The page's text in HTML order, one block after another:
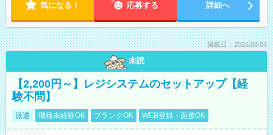
気になる！ 応募する 詳細へ
掲載日：2026.08.04
未読
【2,200円～】レジシステムのセットアップ【経
験不問】
派遣 職種未経験OK ブランクOK WEB登録・面接OK